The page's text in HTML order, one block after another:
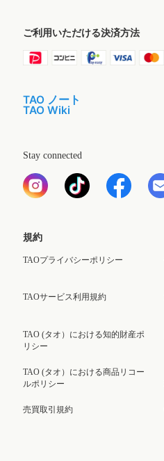
ご利用いただける決済方法
TAO ノート
TAO Wiki
Stay connected
規約
TAOプライバシーポリシー
TAOサービス利用規約
TAO (タオ）における知的財産ポ
リシー
TAO (タオ）における商品リコー
ルポリシー
売買取引規約